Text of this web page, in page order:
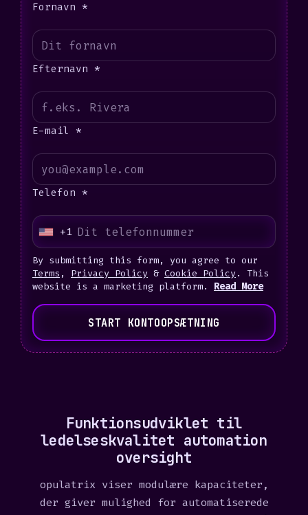
Fornavn *
Efternavn *
E-mail *
Telefon *
U
i
t
e
S
+1
By submitting this form, you agree to our
Terms , Privacy Policy & Cookie Policy. This
website is a marketing platform. Read More
START KONTOOPSÆTNING
Funktionsudviklet til
ledelseskvalitet automation
oversight
opulatrix viser modulære kapaciteter,
der giver mulighed for automatiserede